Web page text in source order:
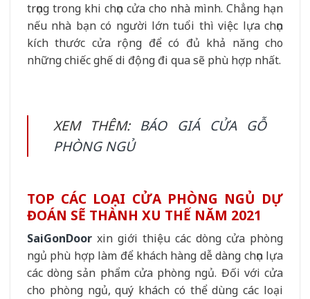
trọng trong khi chọn cửa cho nhà mình. Chẳng hạn
nếu nhà bạn có người lớn tuổi thì việc lựa chọn
kích thước cửa rộng để có đủ khả năng cho
những chiếc ghế di động đi qua sẽ phù hợp nhất.
XEM THÊM: BÁO GIÁ CỬA GỖ
PHÒNG NGỦ
TOP CÁC LOẠI CỬA PHÒNG NGỦ DỰ
ĐOÁN SẼ THÀNH XU THẾ NĂM 2021
SaiGonDoor xin giới thiệu các dòng cửa phòng
ngủ phù hợp làm để khách hàng dễ dàng chọn lựa
các dòng sản phẩm cửa phòng ngủ. Đối với cửa
cho phòng ngủ, quý khách có thể dùng các loại